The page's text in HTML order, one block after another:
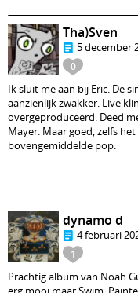
0
Tha)Sven
5 december
Ik sluit me aan bij Eric. De
aanzienlijk zwakker. Live
overgeproduceerd. Deed
Mayer. Maar goed, zelfs
bovengemiddelde pop.
1
dynamo d
4 februari
Prachtig album van Noah